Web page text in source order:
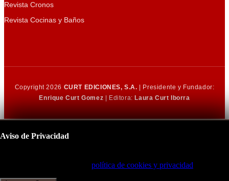
Revista Cronos
Revista Cocinas y Baños
Copyright 2026 CURT EDICIONES, S.A. | Presidente y Fundador:
Enrique Curt Gomez | Editora: Laura Curt Iborra
Aviso de Privacidad
política de cookies y privacidad